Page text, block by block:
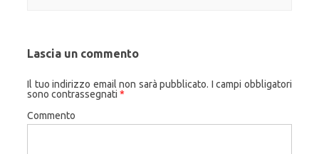
Lascia un commento
Il tuo indirizzo email non sarà pubblicato. I campi obbligatori
sono contrassegnati *
Commento